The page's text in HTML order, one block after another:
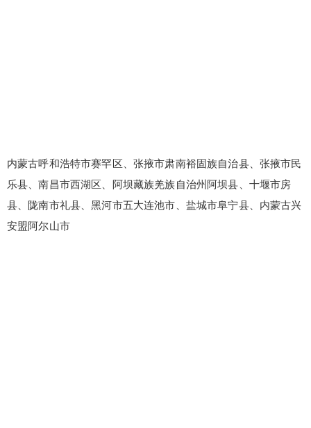
内蒙古呼和浩特市赛罕区、张掖市肃南裕固族自治县、张掖市民
乐县、南昌市西湖区、阿坝藏族羌族自治州阿坝县、十堰市房
县、陇南市礼县、黑河市五大连池市、盐城市阜宁县、内蒙古兴
安盟阿尔山市